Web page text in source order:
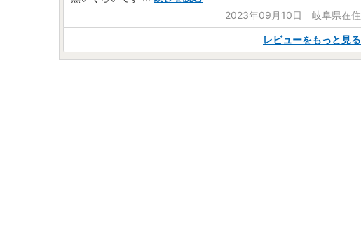
2023年09月10日 岐阜県在住
レビューをもっと見る